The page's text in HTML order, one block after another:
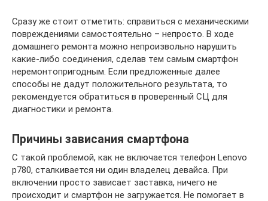
Сразу же стоит отметить: справиться с механическими
повреждениями самостоятельно – непросто. В ходе
домашнего ремонта можно непроизвольно нарушить
какие-либо соединения, сделав тем самым смартфон
неремонтопригодным. Если предложенные далее
способы не дадут положительного результата, то
рекомендуется обратиться в проверенный СЦ для
диагностики и ремонта.
Причины зависания смартфона
С такой проблемой, как не включается телефон Lenovo
p780, сталкивается ни один владелец девайса. При
включении просто зависает заставка, ничего не
происходит и смартфон не загружается. Не помогает в